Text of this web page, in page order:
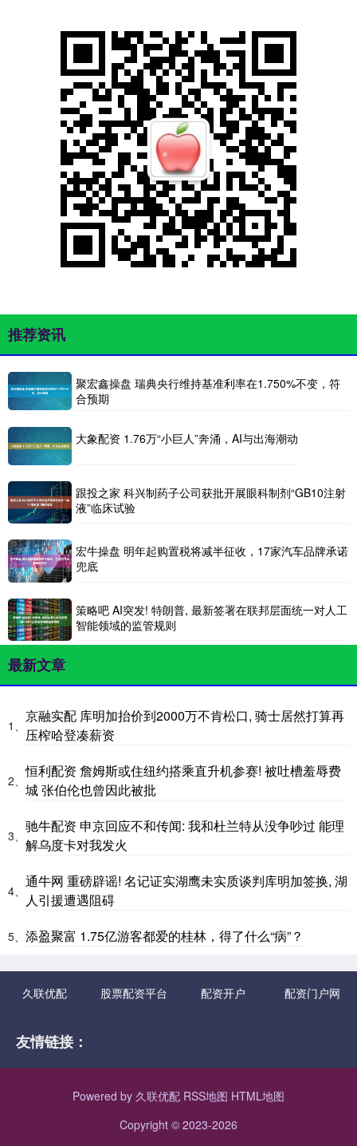
推荐资讯
聚宏鑫操盘 瑞典央行维持基准利率在1.750%不变，符
合预期
大象配资 1.76万“小巨人”奔涌，AI与出海潮动
跟投之家 科兴制药子公司获批开展眼科制剂“GB10注射
液”临床试验
宏牛操盘 明年起购置税将减半征收，17家汽车品牌承诺
兜底
策略吧 AI突发! 特朗普, 最新签署在联邦层面统一对人工
智能领域的监管规则
最新文章
1、
京融实配 库明加抬价到2000万不肯松口, 骑士居然打算再
压榨哈登凑薪资
2、
恒利配资 詹姆斯或住纽约搭乘直升机参赛! 被吐槽羞辱费
城 张伯伦也曾因此被批
3、
驰牛配资 申京回应不和传闻: 我和杜兰特从没争吵过 能理
解乌度卡对我发火
4、
通牛网 重磅辟谣! 名记证实湖鹰未实质谈判库明加签换, 湖
人引援遭遇阻碍
5、 添盈聚富 1.75亿游客都爱的桂林，得了什么“病”？
久联优配 股票配资平台 配资开户 配资门户网
友情链接：
Powered by 久联优配 RSS地图 HTML地图
Copyright © 2023-2026